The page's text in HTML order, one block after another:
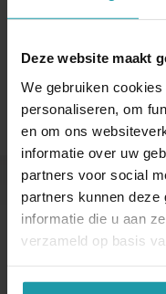
Deze website maakt
We gebruiken
personaliseren, om
en om ons
informatie over uw
partners voor social
partners kunnen deze
informatie die u aan
verzameld op basis
Andere